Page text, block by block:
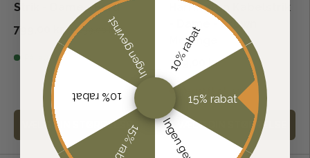
Strik - Dame - Ecru
799,00 kr 1.299,00 kr
På lager
VÆLG DIN STØRRELSE
Harrington Kabelstrik
- Dame - Brown
Melange
399,00 kr
Meget få på lager
VÆLG DIN STØRRELSE
10% rabat
15% rabat
15% rabat
10% rabat
Ingen gevinst